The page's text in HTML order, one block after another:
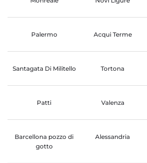
Palermo Acqui Terme
Santagata Di Militello Tortona
Patti Valenza
Barcellona pozzo di
gotto
Alessandria